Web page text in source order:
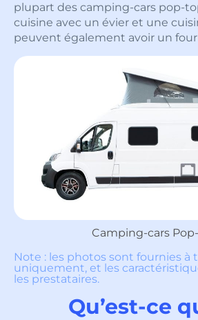
plupart des camping-cars pop-
cuisine avec un évier et une
peuvent également avoir un
Camping-cars
Note : les photos sont fournies à
uniquement, et les
les prestataires.
Qu’est-ce